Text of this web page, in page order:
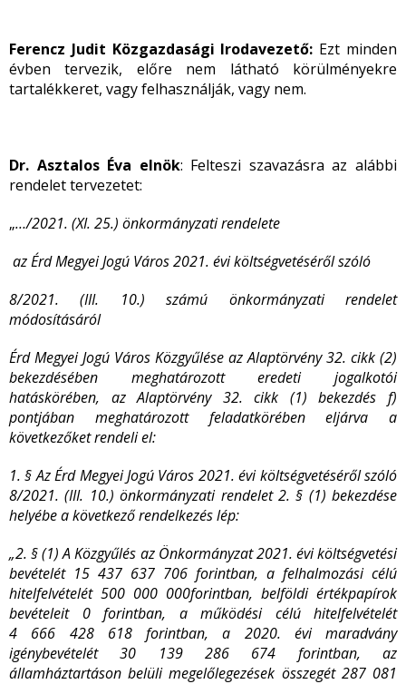
Ferencz Judit Közgazdasági Irodavezető: Ezt minden
évben tervezik, előre nem látható körülményekre
tartalékkeret, vagy felhasználják, vagy nem.
Dr. Asztalos Éva elnök: Felteszi szavazásra az alábbi
rendelet tervezetet:
„…/2021. (XI. 25.) önkormányzati rendelete
az Érd Megyei Jogú Város 2021. évi költségvetéséről szóló
8/2021. (III. 10.) számú önkormányzati rendelet
módosításáról
Érd Megyei Jogú Város Közgyűlése az Alaptörvény 32. cikk (2)
bekezdésében meghatározott eredeti jogalkotói
hatáskörében, az Alaptörvény 32. cikk (1) bekezdés f)
pontjában meghatározott feladatkörében eljárva a
következőket rendeli el:
1. § Az Érd Megyei Jogú Város 2021. évi költségvetéséről szóló
8/2021. (III. 10.) önkormányzati rendelet 2. § (1) bekezdése
helyébe a következő rendelkezés lép:
„2. § (1) A Közgyűlés az Önkormányzat 2021. évi költségvetési
bevételét 15 437 637 706 forintban, a felhalmozási célú
hitelfelvételét 500 000 000forintban, belföldi értékpapírok
bevételeit 0 forintban, a működési célú hitelfelvételét
4 666 428 618 forintban, a 2020. évi maradvány
igénybevételét 30 139 286 674 forintban, az
államháztartáson belüli megelőlegezések összegét 287 081